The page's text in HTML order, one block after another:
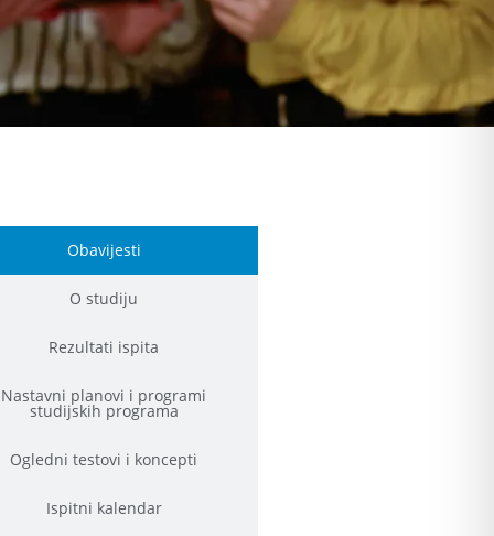
Obavijesti
O studiju
Rezultati ispita
Nastavni planovi i programi
studijskih programa
Ogledni testovi i koncepti
Ispitni kalendar